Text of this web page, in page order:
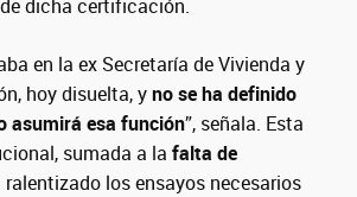
dicha certificación.
en la ex Secretaría de Vivienda y
hoy disuelta, yno se ha definido
asumirá esa función”, señala. Esta
sumada a la falta de
ralentizado los ensayos necesarios